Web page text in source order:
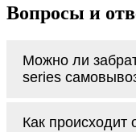
Вопросы и
Можно ли
series
доставим
Как происходит